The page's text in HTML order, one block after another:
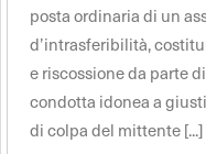
posta ordinaria di un
d’intrasferibilità,
e riscossione da parte
condotta idonea a
di colpa del mittente [...]